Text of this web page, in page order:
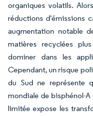
organiques volatils.
réductions d'émissions
augmentation notable
matières recyclées
dominer dans les
Cependant, un risque
du Sud ne représente
mondiale de bisphénol-
limitée expose les